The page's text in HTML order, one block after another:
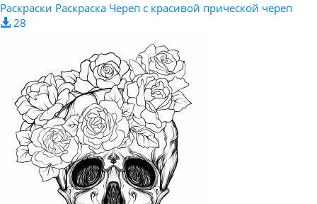
Раскраски Раскраска Череп с красивой прической череп
28